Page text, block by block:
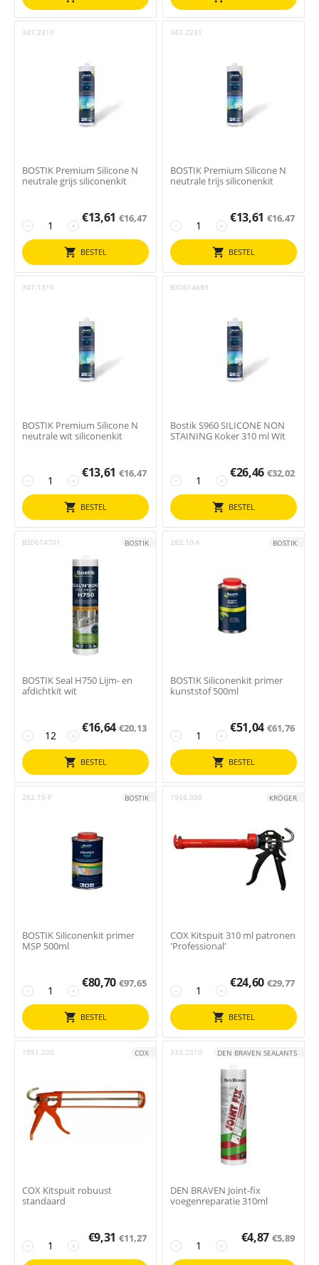
347.2310
BOSTIK Premium Silicone N
neutrale grijs siliconenkit
+
−
€13,61 €16,47
BESTEL
347.2231
BOSTIK Premium Silicone N
neutrale trijs siliconenkit
+
−
€13,61 €16,47
BESTEL
347.1310
BOSTIK Premium Silicone N
neutrale wit siliconenkit
+
−
€13,61 €16,47
BESTEL
B30614689
Bostik S960 SILICONE NON
STAINING Koker 310 ml Wit
+
−
€26,46 €32,02
BESTEL
B30614701 BOSTIK
BOSTIK Seal H750 Lijm- en
afdichtkit wit
+
−
€16,64 €20,13
BESTEL
282.10-K BOSTIK
BOSTIK Siliconenkit primer
kunststof 500ml
+
−
€51,04 €61,76
BESTEL
282.10-P BOSTIK
BOSTIK Siliconenkit primer
MSP 500ml
+
−
€80,70 €97,65
BESTEL
1956.000 KRÖGER
COX Kitspuit 310 ml patronen
'Professional'
+
−
€24,60 €29,77
BESTEL
1951.200 COX
COX Kitspuit robuust
standaard
+
−
€9,31 €11,27
333.2310 DEN BRAVEN SEALANTS
DEN BRAVEN Joint-fix
voegenreparatie 310ml
+
−
€4,87 €5,89